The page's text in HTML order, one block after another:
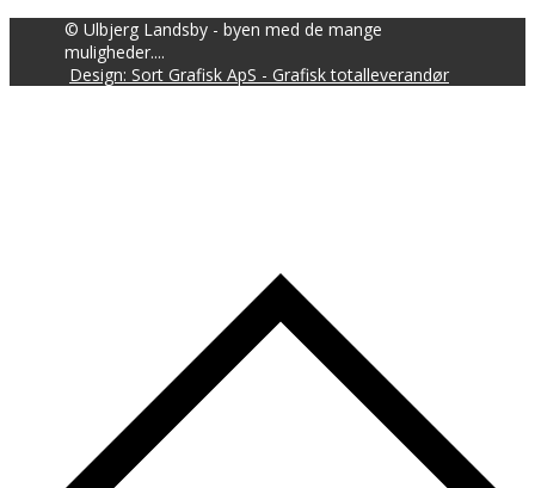
© Ulbjerg Landsby - byen med de mange
muligheder....
Design: Sort Grafisk ApS - Grafisk totalleverandør